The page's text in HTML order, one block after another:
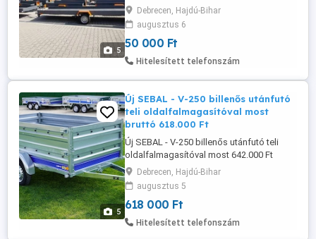
5
hegesztett, laprugós, magyar gyártmány
az erő és tartósság garanciájával! Ne
elégedjen meg a vékony, horganyzott
lemezből előre gyártott utánfutókkal,
válasszon minőséget és
utánfutóinkkal! Kérhető ...
Debrecen, Hajdú-Bihar
augusztus 6
50 000 Ft
Hitelesített telefonszám
5
Új SEBAL - V-250 billenős utánfutó
teli oldalfalmagasítóval most
bruttó 618.000 Ft
Új SEBAL - V-250 billenős utánfutó teli
oldalfalmagasítóval most 642.000 Ft
helyett bruttó 618.000 Ft Garancia: 3 év
KIVITEL: 1 TENGELYES, BILLENŐS
ÖSSZTÖMEG: 750 KG ÖNSÚLY: 184 KG
TEHERBÍRÁS: 566 KG MÉRET: 250 X 135 X
37 CM (FÉM OLDALFALAS) NYITHATÓ
Debrecen, Hajdú-Bihar
augusztus 5
618 000 Ft
Hitelesített telefonszám